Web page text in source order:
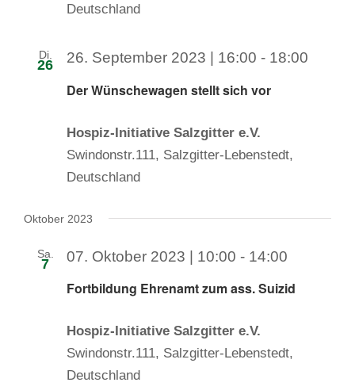
Deutschland
Di.
26
Der Wünschewagen stellt sich vor
26. September 2023 | 16:00 - 18:00
Hospiz-Initiative Salzgitter e.V.
Swindonstr.111, Salzgitter-Lebenstedt,
Deutschland
Oktober 2023
Sa.
7
Fortbildung Ehrenamt zum ass. Suizid
07. Oktober 2023 | 10:00 - 14:00
Hospiz-Initiative Salzgitter e.V.
Swindonstr.111, Salzgitter-Lebenstedt,
Deutschland